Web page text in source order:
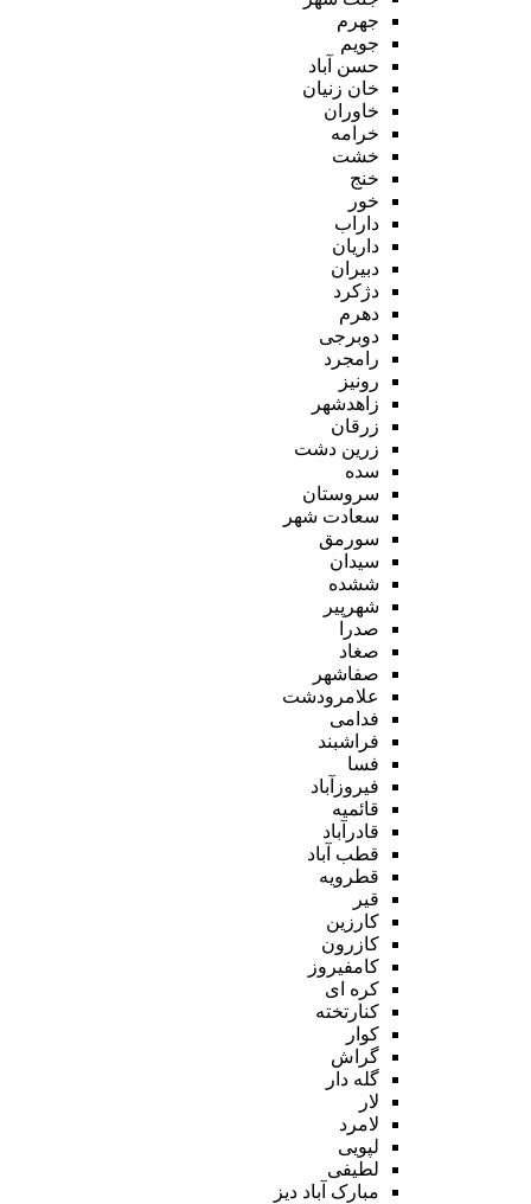
جهرم
جویم
حسن آباد
خان زنیان
خاوران
خرامه
خشت
خنج
خور
داراب
داریان
دبیران
دژکرد
دهرم
دوبرجی
رامجرد
رونیز
زاهدشهر
زرقان
زرین دشت
سده
سروستان
سعادت شهر
سورمق
سیدان
ششده
شهرپیر
صدرا
صغاد
صفاشهر
علامرودشت
فدامی
فراشبند
فسا
فیروزآباد
قائمیه
قادرآباد
قطب آباد
قطرویه
قیر
کارزین
کازرون
کامفیروز
کره ای
کنارتخته
کوار
گراش
گله دار
لار
لامرد
لپویی
لطیفی
مبارک آباد دیز